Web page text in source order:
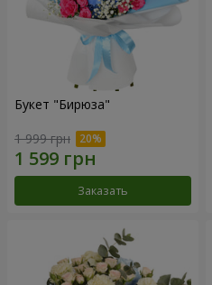
Букет "Бирюза"
1 999 грн
Заказать